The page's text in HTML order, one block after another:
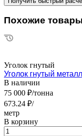
Похожие товары
Уголок гнутый
Уголок гнутый
В наличии
75 000 ₽/тонна
673.24 ₽/
метр
В корзину